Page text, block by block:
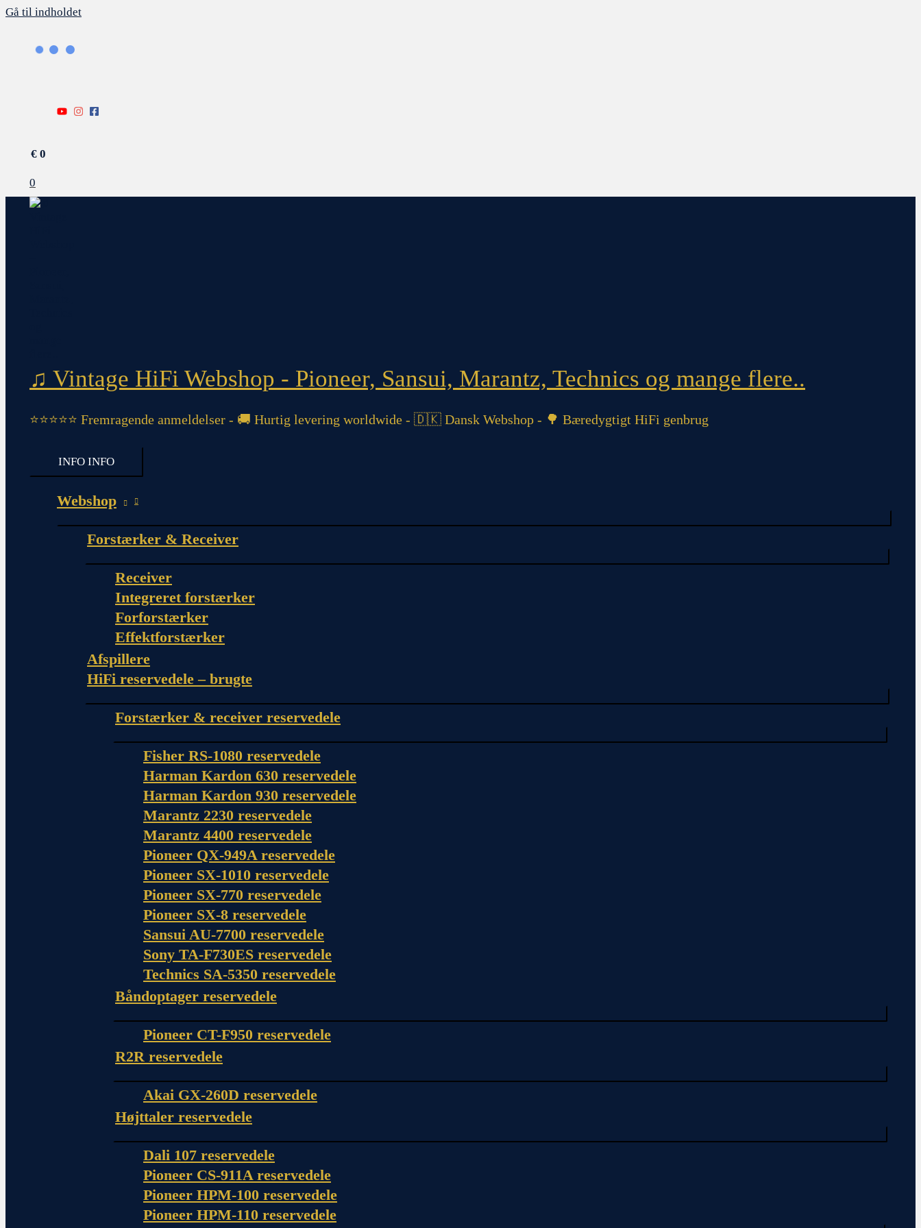
Gå til indholdet
€ 0
0
♫ Vintage HiFi Webshop - Pioneer, Sansui, Marantz, Technics og mange flere..
⭐⭐⭐⭐⭐ Fremragende anmeldelser - 🚚 Hurtig levering worldwide - 🇩🇰 Dansk Webshop - 🌳 Bæredygtigt HiFi genbrug
INFO INFO
Webshop
Forstærker & Receiver
Receiver
Integreret forstærker
Forforstærker
Effektforstærker
Afspillere
HiFi reservedele – brugte
Forstærker & receiver reservedele
Fisher RS-1080 reservedele
Harman Kardon 630 reservedele
Harman Kardon 930 reservedele
Marantz 2230 reservedele
Marantz 4400 reservedele
Pioneer QX-949A reservedele
Pioneer SX-1010 reservedele
Pioneer SX-770 reservedele
Pioneer SX-8 reservedele
Sansui AU-7700 reservedele
Sony TA-F730ES reservedele
Technics SA-5350 reservedele
Båndoptager reservedele
Pioneer CT-F950 reservedele
R2R reservedele
Akai GX-260D reservedele
Højttaler reservedele
Dali 107 reservedele
Pioneer CS-911A reservedele
Pioneer HPM-100 reservedele
Pioneer HPM-110 reservedele